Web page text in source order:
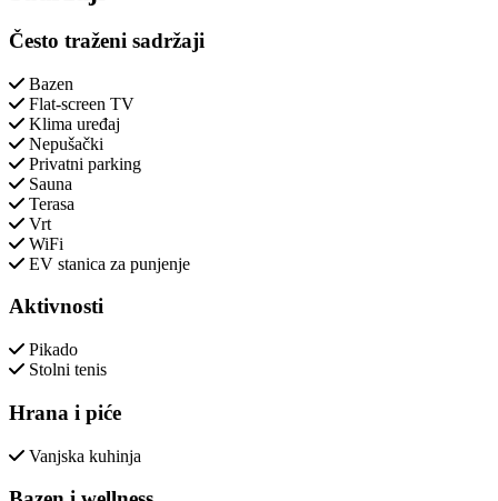
Često traženi sadržaji
Bazen
Flat-screen TV
Klima uređaj
Nepušački
Privatni parking
Sauna
Terasa
Vrt
WiFi
EV stanica za punjenje
Aktivnosti
Pikado
Stolni tenis
Hrana i piće
Vanjska kuhinja